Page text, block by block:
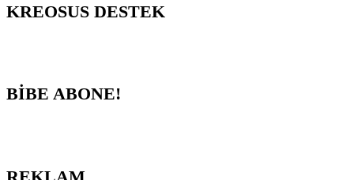
KREOSUS DESTEK
BİBE ABONE!